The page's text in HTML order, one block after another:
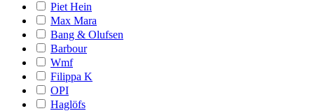
Piet Hein
Max Mara
Bang & Olufsen
Barbour
Wmf
Filippa K
OPI
Haglöfs